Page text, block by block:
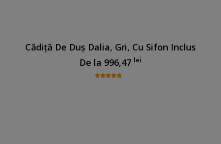
Cădiță De Duș Dalia, Gri, Cu Sifon Inclus
De la 996,47 lei